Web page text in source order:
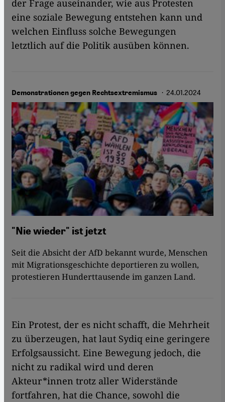
der Frage auseinander, wie aus Protesten
eine soziale Bewegung entstehen kann und
welchen Einfluss solche Bewegungen
letztlich auf die Politik ausüben können.
Demonstrationen gegen Rechtsextremismus · 24.01.2024
"Nie wieder" ist jetzt
Seit die Absicht der AfD bekannt wurde, Menschen
mit Migrationsgeschichte deportieren zu wollen,
protestieren Hunderttausende im ganzen Land.
Ein Protest, der es nicht schafft, die Mehrheit
zu überzeugen, hat laut Sydiq eine geringere
Erfolgsaussicht. Eine Bewegung jedoch, die
nicht zu radikal wird und deren
Akteur*innen trotz aller Widerstände
fortfahren, hat die Chance, sowohl die